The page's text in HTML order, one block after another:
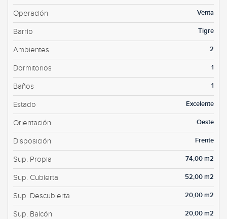
Operación Venta
Barrio Tigre
Ambientes 2
Dormitorios 1
Baños 1
Estado Excelente
Orientación Oeste
Disposición Frente
Sup. Propia 74,00 m2
Sup. Cubierta 52,00 m2
Sup. Descubierta 20,00 m2
Sup. Balcón 20,00 m2